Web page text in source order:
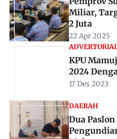
Miliar,
2 Juta
22 Apr 2025
KPU
2024
17 Des 2023
DAERAH
Dua